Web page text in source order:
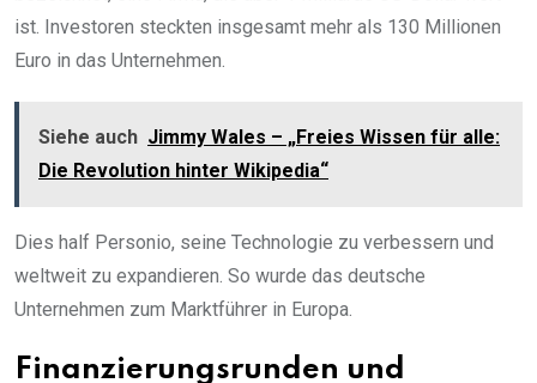
ist. Investoren steckten insgesamt mehr als 130 Millionen
Euro in das Unternehmen.
Siehe auch Jimmy Wales – „Freies Wissen für alle:
Die Revolution hinter Wikipedia“
Dies half Personio, seine Technologie zu verbessern und
weltweit zu expandieren. So wurde das deutsche
Unternehmen zum Marktführer in Europa.
Finanzierungsrunden und